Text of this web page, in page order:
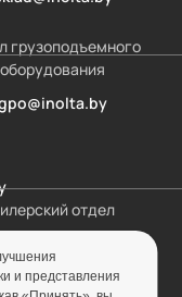
грузоподъемного
оборудования
отдел
и представления